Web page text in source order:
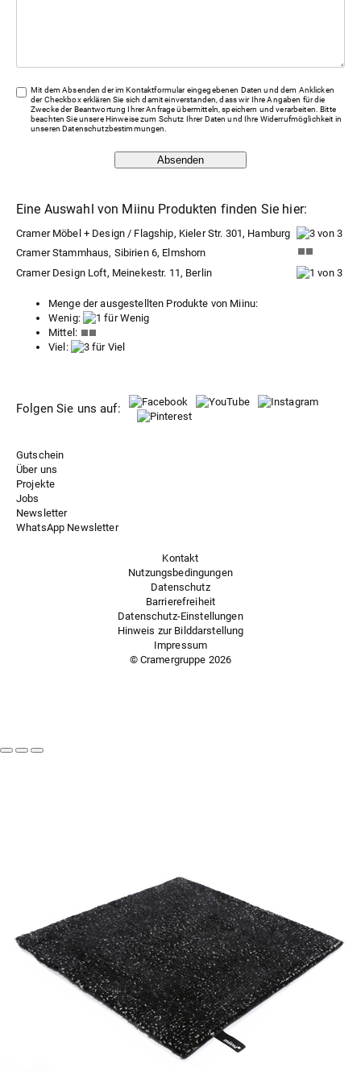
Mit dem Absenden der im Kontaktformular eingegebenen Daten und dem Anklicken
der Checkbox erklären Sie sich damit einverstanden, dass wir Ihre Angaben für die
Zwecke der Beantwortung Ihrer Anfrage übermitteln, speichern und verarbeiten. Bitte
beachten Sie unsere Hinweise zum Schutz Ihrer Daten und Ihre Widerrufmöglichkeit in
unserenDatenschutzbestimmungen
Absenden
Eine Auswahl von Miinu Produkten finden Sie hier:
Cramer Möbel + Design / Flagship, Kieler Str. 301, Hamburg
Cramer Stammhaus, Sibirien 6, Elmshorn
Cramer Design Loft, Meinekestr. 11, Berlin
Menge der ausgestellten Produkte von Miinu:
Wenig:
Mittel:
Viel:
Folgen Sie uns auf:
Gutschein
Über uns
Projekte
Jobs
Newsletter
WhatsApp Newsletter
Kontakt
Nutzungsbedingungen
Datenschutz
Barrierefreiheit
Datenschutz-Einstellungen
Hinweis zur Bilddarstellung
Impressum
© Cramergruppe 2026